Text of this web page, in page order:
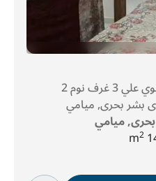
شقة بمساحة 142م² للبيع تحتوي علي 3 غرف نوم 2
بشر بحرى, ميامي
ميامي
2